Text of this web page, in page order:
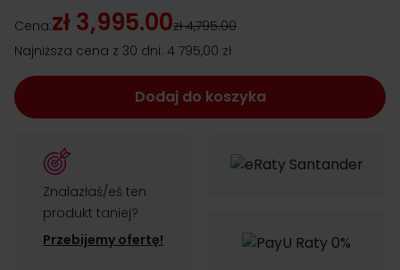
Cena:zł 3,995.00zł 4,795.00
Najniższa cena z 30 dni: 4 795,00 zł
Dodaj do koszyka
Znalazłaś/eś ten
produkt taniej?
Przebijemy ofertę!